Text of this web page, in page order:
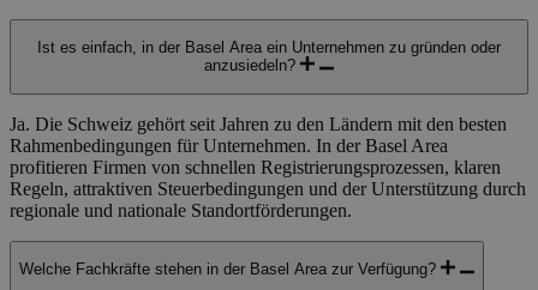
Ist es einfach, in der Basel Area ein Unternehmen zu gründen oder
anzusiedeln?
Ja. Die Schweiz gehört seit Jahren zu den Ländern mit den besten
Rahmenbedingungen für Unternehmen. In der Basel Area
profitieren Firmen von schnellen Registrierungsprozessen, klaren
Regeln, attraktiven Steuerbedingungen und der Unterstützung durch
regionale und nationale Standortförderungen.
Welche Fachkräfte stehen in der Basel Area zur Verfügung?